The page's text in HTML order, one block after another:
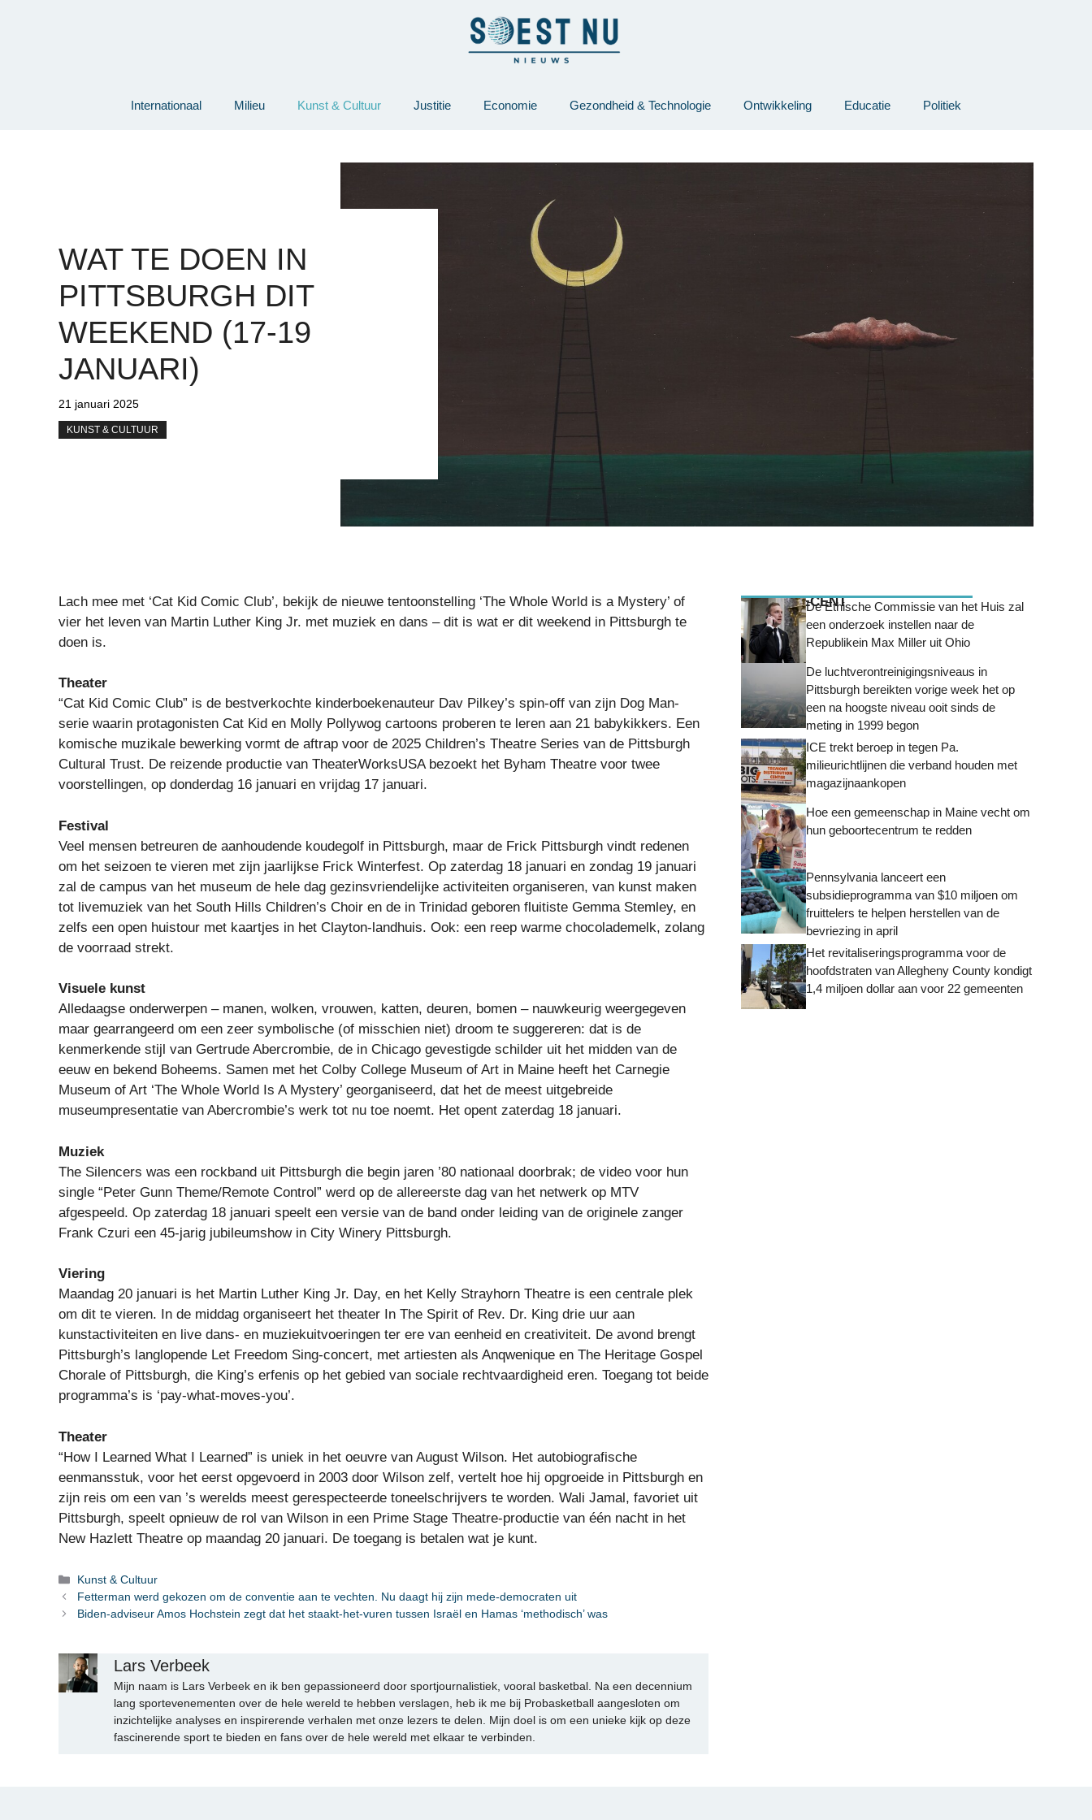
Internationaal Milieu Kunst & Cultuur Justitie Economie Gezondheid & Technologie Ontwikkeling Educatie Politiek
WAT TE DOEN IN
PITTSBURGH DIT
WEEKEND (17-19
JANUARI)
21 januari 2025
KUNST & CULTUUR
Lach mee met ‘Cat Kid Comic Club’, bekijk de nieuwe tentoonstelling ‘The Whole World is a Mystery’ of
vier het leven van Martin Luther King Jr. met muziek en dans – dit is wat er dit weekend in Pittsburgh te
doen is.
Theater
“Cat Kid Comic Club” is de bestverkochte kinderboekenauteur Dav Pilkey’s spin-off van zijn Dog Man-
serie waarin protagonisten Cat Kid en Molly Pollywog cartoons proberen te leren aan 21 babykikkers. Een
komische muzikale bewerking vormt de aftrap voor de 2025 Children’s Theatre Series van de Pittsburgh
Cultural Trust. De reizende productie van TheaterWorksUSA bezoekt het Byham Theatre voor twee
voorstellingen, op donderdag 16 januari en vrijdag 17 januari.
Festival
Veel mensen betreuren de aanhoudende koudegolf in Pittsburgh, maar de Frick Pittsburgh vindt redenen
om het seizoen te vieren met zijn jaarlijkse Frick Winterfest. Op zaterdag 18 januari en zondag 19 januari
zal de campus van het museum de hele dag gezinsvriendelijke activiteiten organiseren, van kunst maken
tot livemuziek van het South Hills Children’s Choir en de in Trinidad geboren fluitiste Gemma Stemley, en
zelfs een open huistour met kaartjes in het Clayton-landhuis. Ook: een reep warme chocolademelk, zolang
de voorraad strekt.
Visuele kunst
Alledaagse onderwerpen – manen, wolken, vrouwen, katten, deuren, bomen – nauwkeurig weergegeven
maar gearrangeerd om een ​​zeer symbolische (of misschien niet) droom te suggereren: dat is de
kenmerkende stijl van Gertrude Abercrombie, de in Chicago gevestigde schilder uit het midden van de
eeuw en bekend Boheems. Samen met het Colby College Museum of Art in Maine heeft het Carnegie
Museum of Art ‘The Whole World Is A Mystery’ georganiseerd, dat het de meest uitgebreide
museumpresentatie van Abercrombie’s werk tot nu toe noemt. Het opent zaterdag 18 januari.
Muziek
The Silencers was een rockband uit Pittsburgh die begin jaren ’80 nationaal doorbrak; de video voor hun
single “Peter Gunn Theme/Remote Control” werd op de allereerste dag van het netwerk op MTV
afgespeeld. Op zaterdag 18 januari speelt een versie van de band onder leiding van de originele zanger
Frank Czuri een 45-jarig jubileumshow in City Winery Pittsburgh.
Viering
Maandag 20 januari is het Martin Luther King Jr. Day, en het Kelly Strayhorn Theatre is een centrale plek
om dit te vieren. In de middag organiseert het theater In The Spirit of Rev. Dr. King drie uur aan
kunstactiviteiten en live dans- en muziekuitvoeringen ter ere van eenheid en creativiteit. De avond brengt
Pittsburgh’s langlopende Let Freedom Sing-concert, met artiesten als Anqwenique en The Heritage Gospel
Chorale of Pittsburgh, die King’s erfenis op het gebied van sociale rechtvaardigheid eren. Toegang tot beide
programma’s is ‘pay-what-moves-you’.
Theater
“How I Learned What I Learned” is uniek in het oeuvre van August Wilson. Het autobiografische
eenmansstuk, voor het eerst opgevoerd in 2003 door Wilson zelf, vertelt hoe hij opgroeide in Pittsburgh en
zijn reis om een ​​van ’s werelds meest gerespecteerde toneelschrijvers te worden. Wali Jamal, favoriet uit
Pittsburgh, speelt opnieuw de rol van Wilson in een Prime Stage Theatre-productie van één nacht in het
New Hazlett Theatre op maandag 20 januari. De toegang is betalen wat je kunt.
Categorieën
Kunst & Cultuur
Fetterman werd gekozen om de conventie aan te vechten. Nu daagt hij zijn mede-democraten uit
Biden-adviseur Amos Hochstein zegt dat het staakt-het-vuren tussen Israël en Hamas ‘methodisch’ was
Lars Verbeek
Mijn naam is Lars Verbeek en ik ben gepassioneerd door sportjournalistiek, vooral basketbal. Na een decennium
lang sportevenementen over de hele wereld te hebben verslagen, heb ik me bij Probasketball aangesloten om
inzichtelijke analyses en inspirerende verhalen met onze lezers te delen. Mijn doel is om een unieke kijk op deze
fascinerende sport te bieden en fans over de hele wereld met elkaar te verbinden.
MEEST RECENTDe Ethische Commissie van het Huis zal
een onderzoek instellen naar de
Republikein Max Miller uit Ohio
De luchtverontreinigingsniveaus in
Pittsburgh bereikten vorige week het op
een na hoogste niveau ooit sinds de
meting in 1999 begon
ICE trekt beroep in tegen Pa.
milieurichtlijnen die verband houden met
magazijnaankopen
Hoe een gemeenschap in Maine vecht om
hun geboortecentrum te redden
Pennsylvania lanceert een
subsidieprogramma van $10 miljoen om
fruittelers te helpen herstellen van de
bevriezing in april
Het revitaliseringsprogramma voor de
hoofdstraten van Allegheny County kondigt
1,4 miljoen dollar aan voor 22 gemeenten